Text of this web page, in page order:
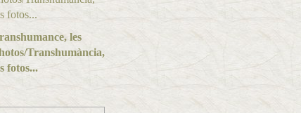
les
Transhumància,
fotos...